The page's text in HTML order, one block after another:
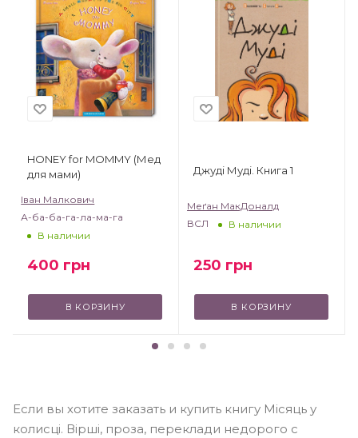
HONEY for MOMMY (Мед
для мами)
Іван Малкович
А-ба-ба-га-ла-ма-га
В наличии
400 грн
В КОРЗИНУ
Джуді Муді. Книга 1
Меґан МакДоналд
ВСЛ
В наличии
250 грн
В КОРЗИНУ
Если вы хотите заказать и купить книгу Місяць у
колисці. Вірші, проза, переклади недорого с